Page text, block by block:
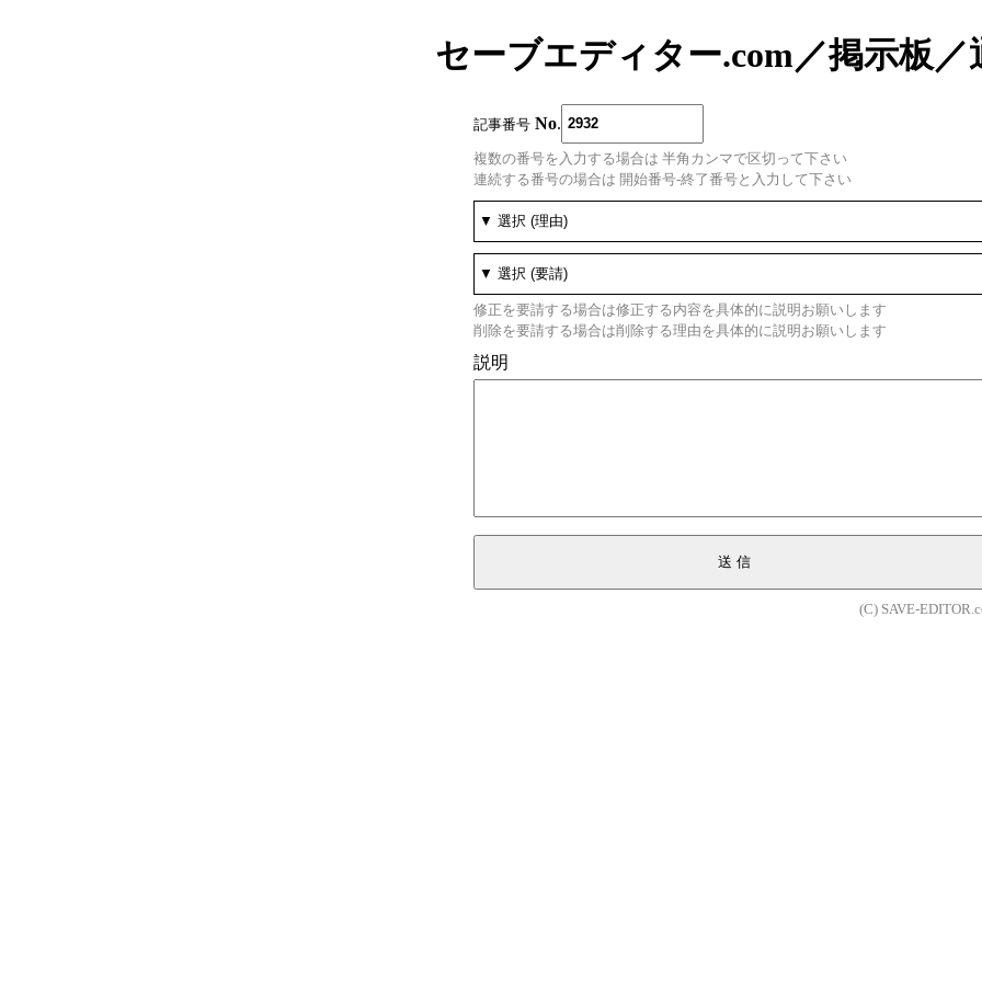
セーブエディター.com／掲示板／
記事番号 No
複数の番号を入力する場合は 半角カンマで区切って下さい
連続する番号の場合は 開始番号-終了番号と入力して下さい
修正を要請する場合は修正する内容を具体的に説明お願いします
削除を要請する場合は削除する理由を具体的に説明お願いします
説明
送信
(C) SAVE-